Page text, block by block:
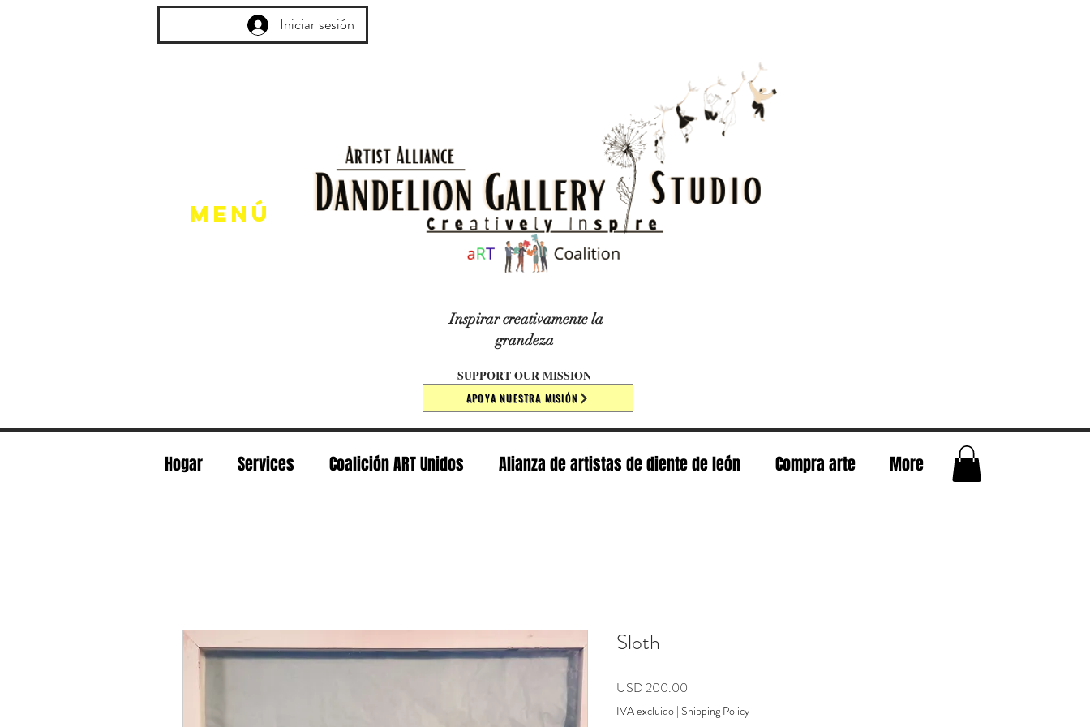
Iniciar sesión
Menú
​​​Inspirar creativamente la
grandeza
SUPPORT OUR MISSION
APOYA NUESTRA MISIÓN
Hogar Services Coalición ART Unidos Alianza de artistas de diente de león Compra arte More
Sloth
USD 200.00
IVA excluido | Shipping Policy